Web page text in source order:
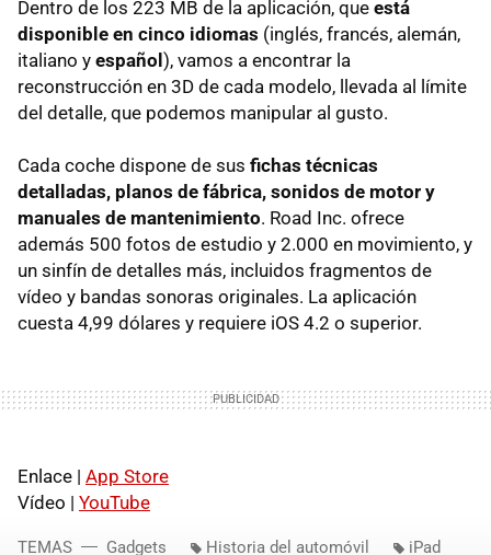
Dentro de los 223 MB de la aplicación, que está
disponible en cinco idiomas (inglés, francés, alemán,
italiano y español ), vamos a encontrar la
reconstrucción en 3D de cada modelo, llevada al límite
del detalle, que podemos manipular al gusto.
Cada coche dispone de sus fichas técnicas
detalladas, planos de fábrica, sonidos de motor y
manuales de mantenimiento. Road Inc. ofrece
además 500 fotos de estudio y 2.000 en movimiento, y
un sinfín de detalles más, incluidos fragmentos de
vídeo y bandas sonoras originales. La aplicación
cuesta 4,99 dólares y requiere iOS 4.2 o superior.
Enlace | App Store
Vídeo | YouTube
TEMAS Gadgets Historia del automóvil iPad